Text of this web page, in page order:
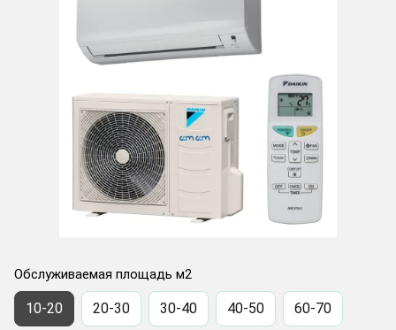
Обслуживаемая площадь м2
10-20 20-30 30-40 40-50 60-70